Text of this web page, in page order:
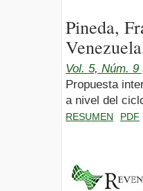
Pineda,
Vol. 5, Núm.
Propuesta
a nivel del
RESUMEN PDF